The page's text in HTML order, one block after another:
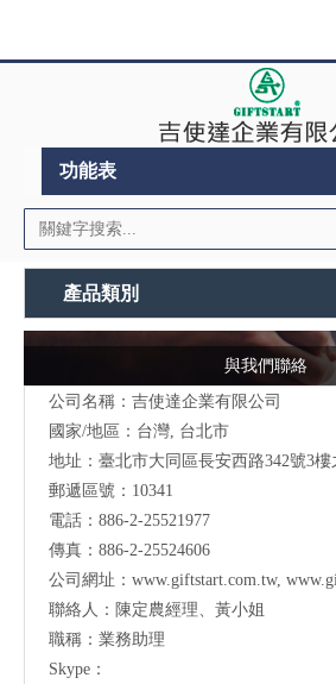
功能表
產品類別
與我們聯絡
公司名稱：吉使達企業有限公司
國家/地區：台灣, 台北市
地址：臺北市大同區長安西路342號3樓
郵遞區號：10341
電話：886-2-25521977
傳真：886-2-25524606
公司網址： www.giftstart.com.tw,
聯絡人：陳定農經理、黃小姐
職稱：業務助理
Skype：